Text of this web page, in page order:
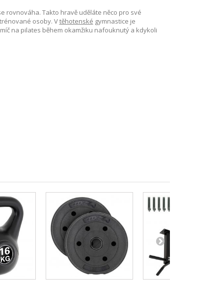
rovnováha. Takto hravě uděláte něco pro své
osoby. Vtěhotenské gymnastice je
na pilates během okamžiku nafouknutý a kdykoli